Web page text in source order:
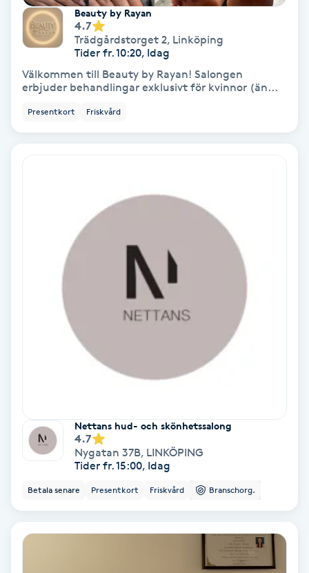
Coachning
Color correction
Cryoterapi
Diamantslipning
Enzympeeling
Extensions borttagning
Face framing
Beauty by Rayan
4.7
Trädgårdstorget 2, Linköping
Tider fr. 10:20, Idag
Välkommen till Beauty by Rayan! Salongen
erbjuder behandlingar exklusivt för kvinnor (än...
Presentkort Friskvård
Nettans hud- och skönhetssalong
4.7
Nygatan 37B, LINKÖPING
Tider fr. 15:00, Idag
Betala senare Presentkort Friskvård Branschorg.